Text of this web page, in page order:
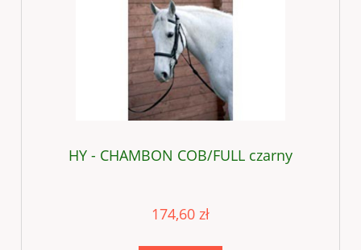
HY - CHAMBON COB/FULL czarny
174,60 zł